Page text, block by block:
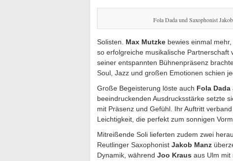
Fola Dada und Saxophonist
Solisten. Max Mutzke bewies einmal
so erfolgreiche musikalische
seiner entspannten Bühnenpräsenz
Soul, Jazz und großen Emotionen schien
Große Begeisterung löste auch Fola Dada
beeindruckenden Ausdrucksstärke setzte
mit Präsenz und Gefühl. Ihr Auftritt
Leichtigkeit, die perfekt zum sonnigen
Mitreißende Soli lieferten zudem zwei
Reutlinger Saxophonist Jakob Manz
Dynamik, während Joo Kraus aus Ulm mit